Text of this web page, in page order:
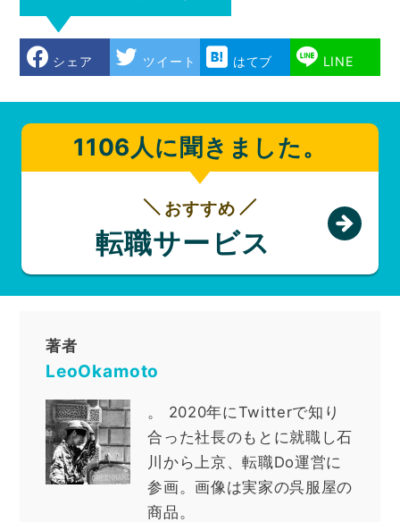
シェア ツイート はてブ LINE
1106人に聞きました。
おすすめ
転職サービス
著者
LeoOkamoto
。 2020年にTwitterで知り
合った社長のもとに就職し石
川から上京、転職Do運営に
参画。画像は実家の呉服屋の
商品。